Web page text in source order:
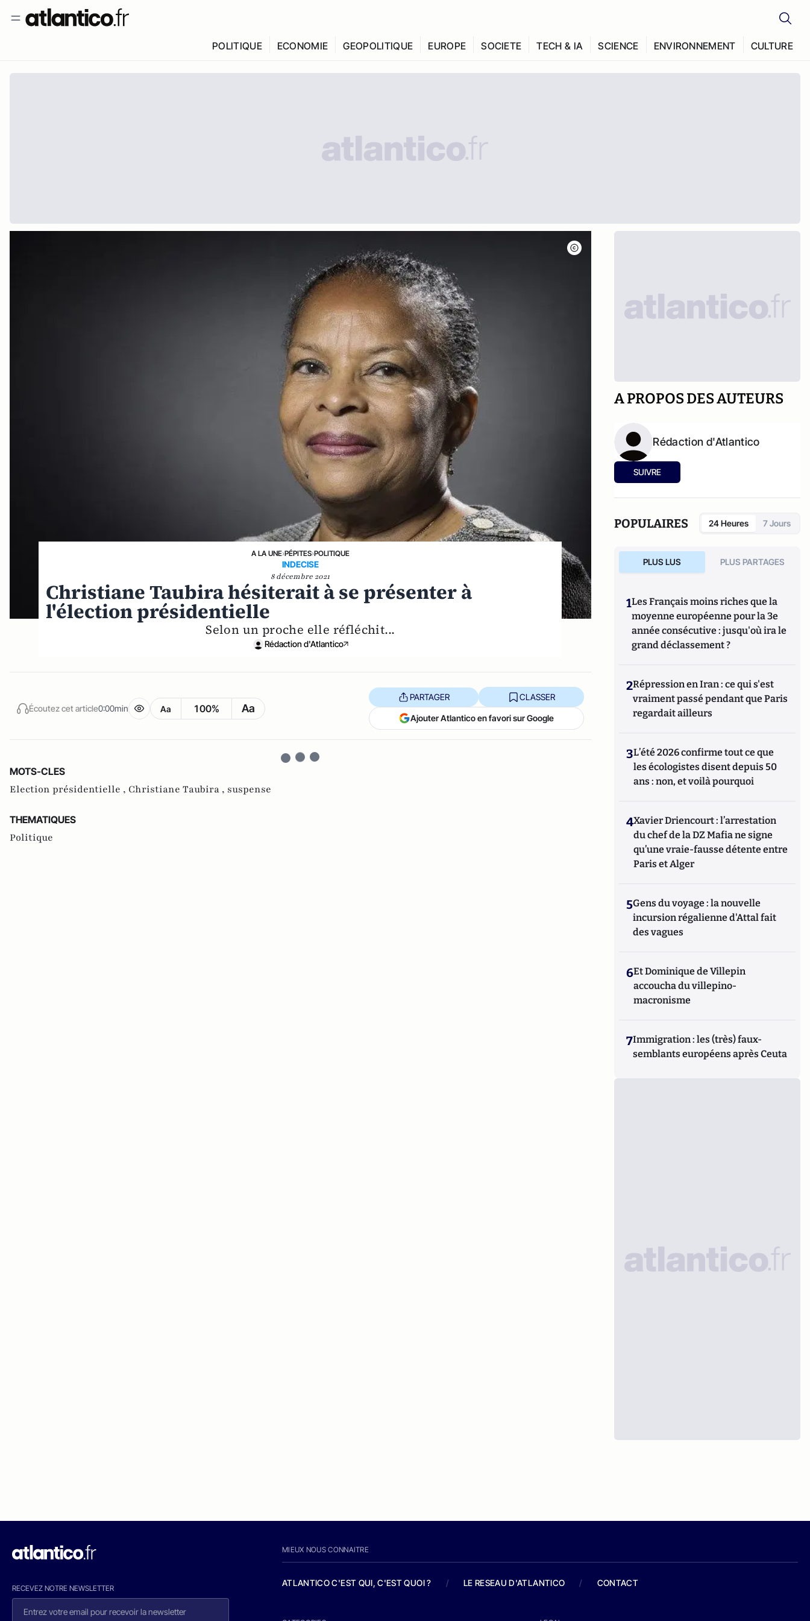
POLITIQUE ECONOMIE GEOPOLITIQUE EUROPE SOCIETE TECH & IA SCIENCE ENVIRONNEMENT CULTURE
A LA UNE›PÉPITES›POLITIQUE
INDECISE
8 décembre 2021
Christiane Taubira hésiterait à se présenter à
l'élection présidentielle
Selon un proche elle réfléchit...
Rédaction d'Atlantico
Écoutez cet article0:00min Aa 100% Aa
PARTAGER CLASSER
Ajouter Atlantico en favori sur Google
MOTS-CLES
Election présidentielle , Christiane Taubira , suspense
THEMATIQUES
Politique
A PROPOS DES AUTEURS
Rédaction d'Atlantico
SUIVRE
POPULAIRES 24 Heures 7 Jours
PLUS LUS PLUS PARTAGES
1Les Français moins riches que la
moyenne européenne pour la 3e
année consécutive : jusqu'où ira le
grand déclassement ?
2Répression en Iran : ce qui s'est
vraiment passé pendant que Paris
regardait ailleurs
3L’été 2026 confirme tout ce que
les écologistes disent depuis 50
ans : non, et voilà pourquoi
4Xavier Driencourt : l’arrestation
du chef de la DZ Mafia ne signe
qu’une vraie-fausse détente entre
Paris et Alger
5Gens du voyage : la nouvelle
incursion régalienne d'Attal fait
des vagues
6Et Dominique de Villepin
accoucha du villepino-
macronisme
7Immigration : les (très) faux-
semblants européens après Ceuta
RECEVEZ NOTRE NEWSLETTER
MIEUX NOUS CONNAITRE
ATLANTICO C'EST QUI, C'EST QUOI ? / LE RESEAU D'ATLANTICO / CONTACT